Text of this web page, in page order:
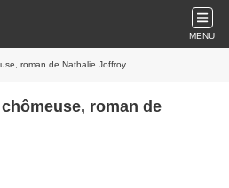
MENU
roman de Nathalie Joffroy
roman de